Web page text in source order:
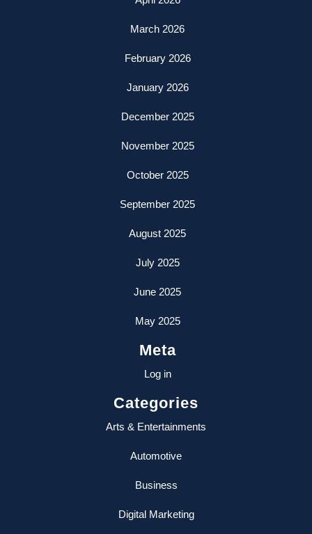
March 2026
February 2026
January 2026
December 2025
November 2025
October 2025
September 2025
August 2025
July 2025
June 2025
May 2025
Meta
Log in
Categories
Arts & Entertainments
Automotive
Business
Digital Marketing